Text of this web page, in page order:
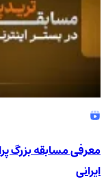
معرفی مسابقه بزرگ
ایرانی